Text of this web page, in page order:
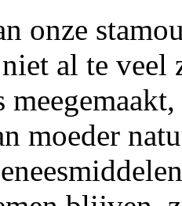
onze
al te veel
moeder